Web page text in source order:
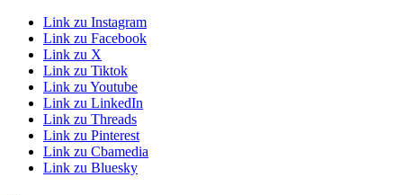
Link zu Instagram
Link zu Facebook
Link zu X
Link zu Tiktok
Link zu Youtube
Link zu LinkedIn
Link zu Threads
Link zu Pinterest
Link zu Cbamedia
Link zu Bluesky